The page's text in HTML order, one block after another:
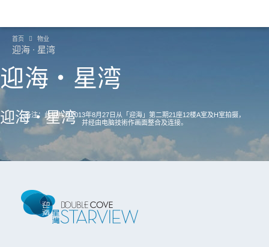
首页 物业
迎海 ∙ 星湾
迎海‧星湾
备注：此相片为2013年8月27日从「迎海」第二期21座12楼A室及H室拍摄，
并经由电脑技術作画面整合及连接。
迎海‧星湾